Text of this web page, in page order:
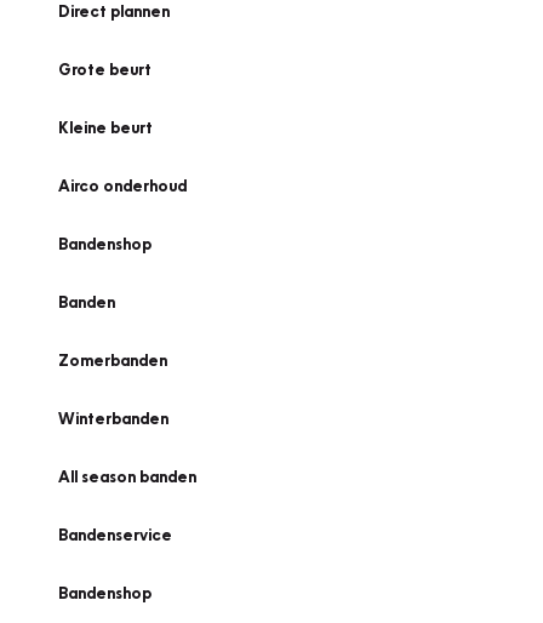
Direct plannen
Grote beurt
Kleine beurt
Airco onderhoud
Bandenshop
Banden
Zomerbanden
Winterbanden
All season banden
Bandenservice
Bandenshop